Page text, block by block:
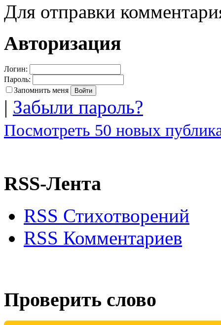
Для отправки
Авторизация
Логин:
Пароль:
Запомнить меня
| Забыли пароль?
Посмотреть 50 новых
RSS-Лента
RSS Стихотворений
RSS Комментариев
Проверить слово